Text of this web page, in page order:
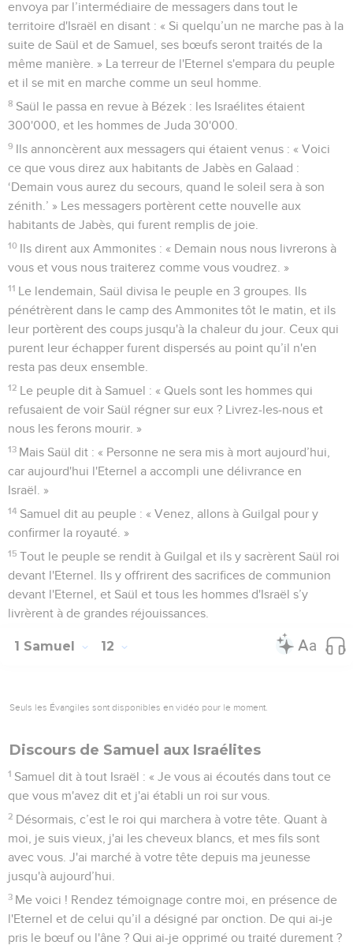
envoya par l’intermédiaire de messagers dans tout le
territoire d'Israël en disant : « Si quelqu’un ne marche pas à la
suite de Saül et de Samuel, ses bœufs seront traités de la
même manière. » La terreur de l'Eternel s'empara du peuple
et il se mit en marche comme un seul homme.
8 Saül le passa en revue à Bézek : les Israélites étaient
300'000, et les hommes de Juda 30'000.
9 Ils annoncèrent aux messagers qui étaient venus : « Voici
ce que vous direz aux habitants de Jabès en Galaad :
‘Demain vous aurez du secours, quand le soleil sera à son
zénith.’ » Les messagers portèrent cette nouvelle aux
habitants de Jabès, qui furent remplis de joie.
10 Ils dirent aux Ammonites : « Demain nous nous livrerons à
vous et vous nous traiterez comme vous voudrez. »
11 Le lendemain, Saül divisa le peuple en 3 groupes. Ils
pénétrèrent dans le camp des Ammonites tôt le matin, et ils
leur portèrent des coups jusqu'à la chaleur du jour. Ceux qui
purent leur échapper furent dispersés au point qu’il n'en
resta pas deux ensemble.
12 Le peuple dit à Samuel : « Quels sont les hommes qui
refusaient de voir Saül régner sur eux ? Livrez-les-nous et
nous les ferons mourir. »
13 Mais Saül dit : « Personne ne sera mis à mort aujourd’hui,
car aujourd'hui l'Eternel a accompli une délivrance en
Israël. »
14 Samuel dit au peuple : « Venez, allons à Guilgal pour y
confirmer la royauté. »
15 Tout le peuple se rendit à Guilgal et ils y sacrèrent Saül roi
devant l'Eternel. Ils y offrirent des sacrifices de communion
devant l'Eternel, et Saül et tous les hommes d'Israël s’y
livrèrent à de grandes réjouissances.
1 Samuel 12
Seuls les Évangiles sont disponibles en vidéo pour le moment.
Discours de Samuel aux Israélites
1 Samuel dit à tout Israël : « Je vous ai écoutés dans tout ce
que vous m'avez dit et j'ai établi un roi sur vous.
2 Désormais, c’est le roi qui marchera à votre tête. Quant à
moi, je suis vieux, j'ai les cheveux blancs, et mes fils sont
avec vous. J'ai marché à votre tête depuis ma jeunesse
jusqu'à aujourd’hui.
3 Me voici ! Rendez témoignage contre moi, en présence de
l'Eternel et de celui qu’il a désigné par onction. De qui ai-je
pris le bœuf ou l'âne ? Qui ai-je opprimé ou traité durement ?